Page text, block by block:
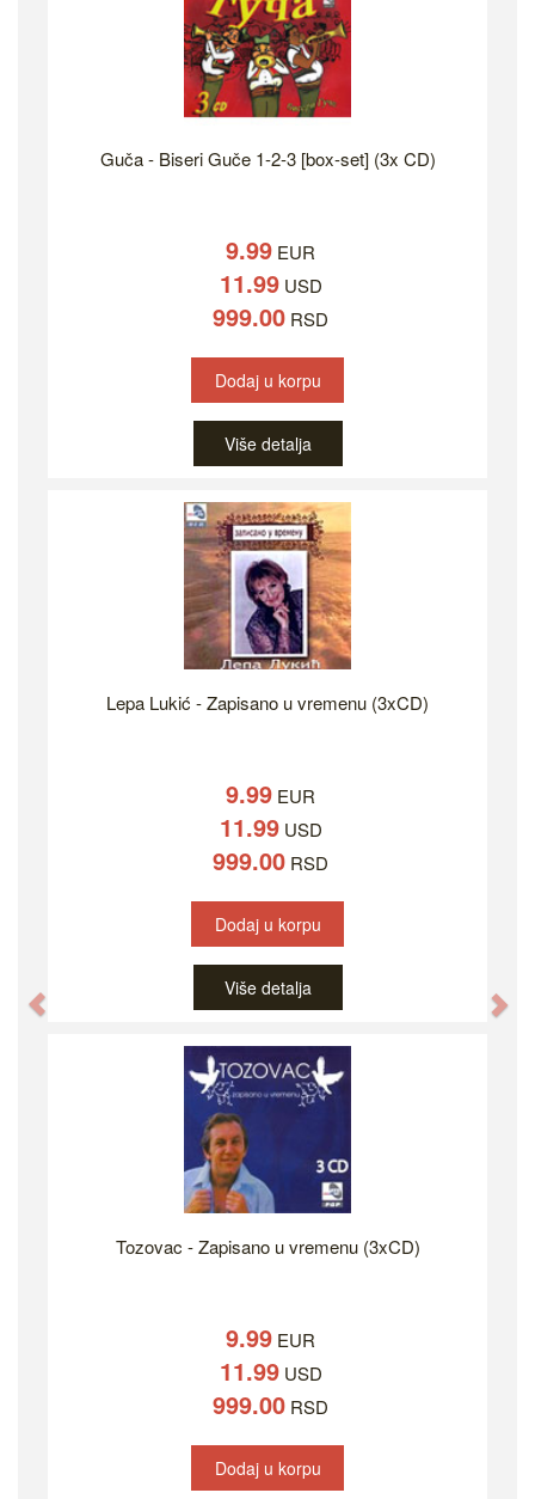
Guča - Biseri Guče 1-2-3 [box-set] (3x CD)
9.99 EUR
11.99USD
999.00 RSD
Dodaj u korpu
Više detalja
Lepa Lukić - Zapisano u vremenu (3xCD)
9.99 EUR
11.99USD
999.00 RSD
Dodaj u korpu
Više detalja
Tozovac - Zapisano u vremenu (3xCD)
9.99 EUR
11.99USD
999.00 RSD
Dodaj u korpu